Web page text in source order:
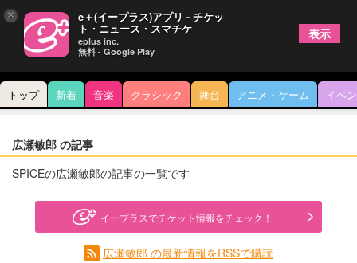
トップ 新着 音楽 クラシック 舞台 アニメ・ゲーム イベ
広瀬敏郎 の記事
SPICEの広瀬敏郎の記事の一覧です
イープラスでチケット情報をチェック！
広瀬敏郎 の最新情報をRSSで購読
× e＋(イープラス)アプリ - チケッ
ト・ニュース・スマチケ
eplus inc.
無料 - Google Play
表示